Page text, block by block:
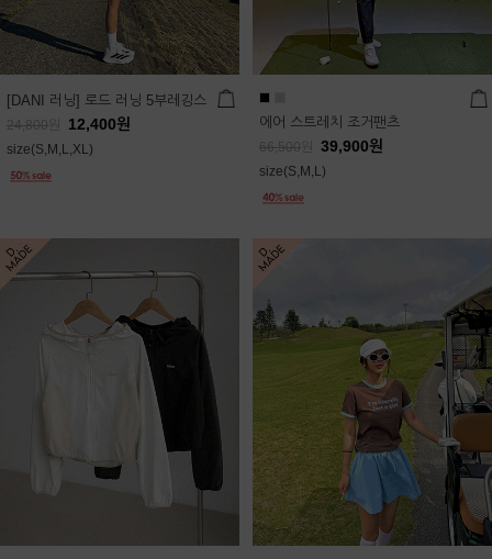
[DANI 러닝] 로드 러닝 5부레깅스
24,800 12,400원
size(S,M,L,XL)
에어 스트레치 조거팬츠
66,500 39,900원
size(S,M,L)